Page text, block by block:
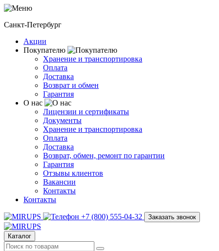
Санкт-Петербург
Акции
Покупателю
Хранение и транспортировка
Оплата
Доставка
Возврат и обмен
Гарантия
О нас
Лицензии и сертификаты
Документы
Хранение и транспортировка
Оплата
Доставка
Возврат, обмен, ремонт по гарантии
Гарантия
Отзывы клиентов
Вакансии
Контакты
Контакты
+7 (800) 555-04-32 Заказать звонок
Каталог